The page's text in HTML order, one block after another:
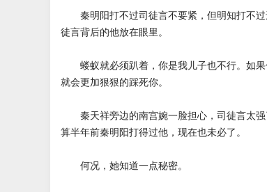
秦明阳打不过司徒言不要紧，但明知打不过
徒言背后的他放在眼里。
蝼蚁就必须趴着，你是我儿子也不行。如果
就会更加狠狠的踩死你。
秦天祥旁边的南宫婉一脸担心，司徒言太强
算半年前秦明阳打得过他，现在也未必了。
何况，她知道一点秘密。